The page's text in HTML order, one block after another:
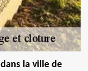
la ville de